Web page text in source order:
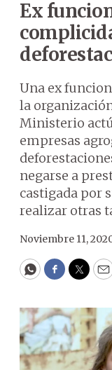
Ex
Una ex
la
Ministerio
empresas
negarse a
castigada por
realizar otras
Noviembre 11,
WhatsApp
Facebook